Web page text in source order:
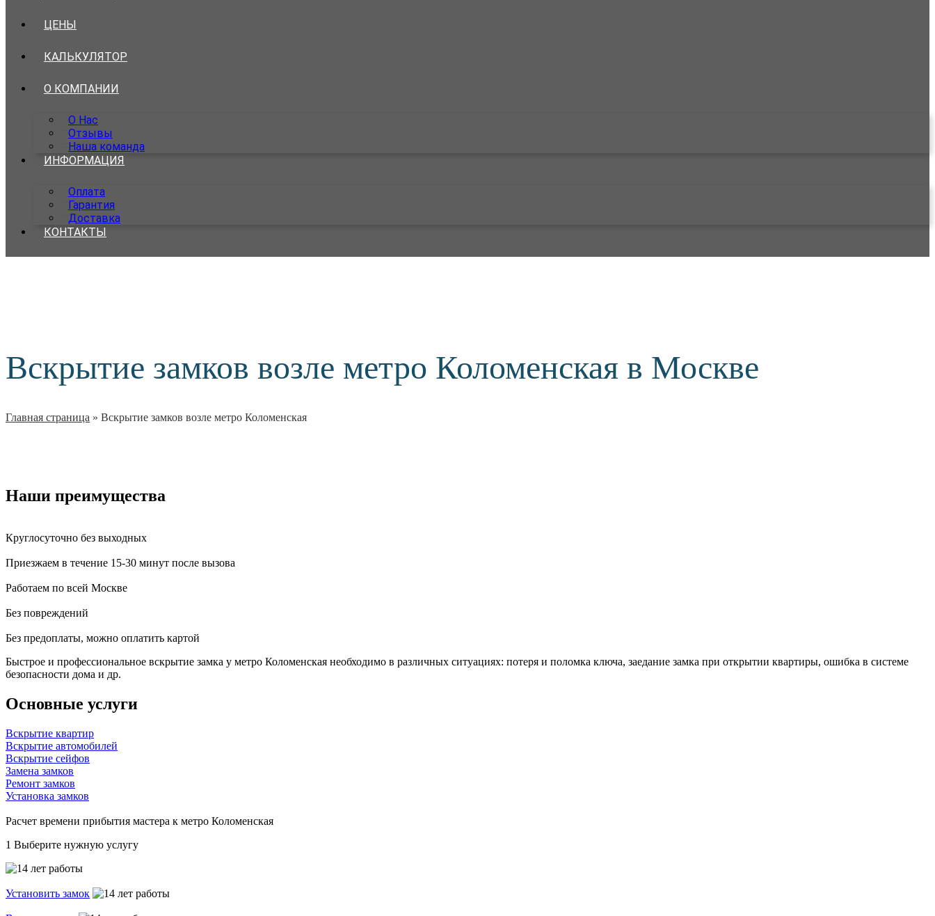
ЦЕНЫ
КАЛЬКУЛЯТОР
О КОМПАНИИ
О Нас
Отзывы
Наша команда
ИНФОРМАЦИЯ
Оплата
Гарантия
Доставка
КОНТАКТЫ
Вскрытие замков возле метро Коломенская в Москве
Главная страница » Вскрытие замков возле метро Коломенская
Наши преимущества
Круглосуточно без выходных
Приезжаем в течение 15-30 минут после вызова
Работаем по всей Москве
Без повреждений
Без предоплаты, можно оплатить картой
Быстрое и профессиональное вскрытие замка у метро Коломенская необходимо в различных ситуациях: потеря и поломка ключа, заедание замка при открытии квартиры, ошибка в системе
безопасности дома и др.
Основные услуги
Вскрытие квартир
Вскрытие автомобилей
Вскрытие сейфов
Замена замков
Ремонт замков
Установка замков
Расчет времени прибытия мастера к метро Коломенская
1 Выберите нужную услугу
Установить замок